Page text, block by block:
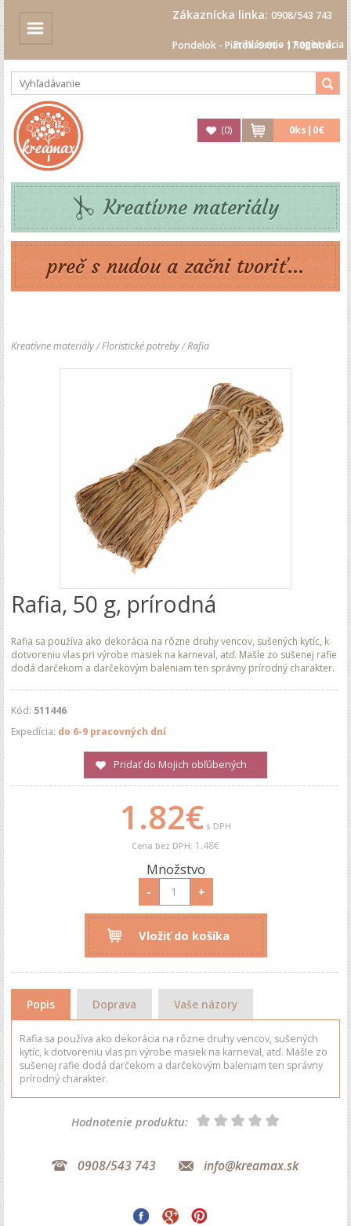
Zákaznícka linka: 0908/543 743
Pondelok - Piatok: 9.00 - 17.00 hod.
Prihlásenie|Registrácia
(0) 0ks| 0€
Kreatívne materiály
preč s nudou a začni tvoriť...
Kreatívne materiály/Floristické potreby/Rafia
Rafia, 50 g, prírodná
Rafia sa používa ako dekorácia na rôzne druhy vencov, sušených kytíc, k
dotvoreniu vlas pri výrobe masiek na karneval, atď. Mašle zo sušenej rafie
dodá darčekom a darčekovým baleniam ten správny prírodný charakter.
Kód: 511446
Expedícia: do 6-9 pracovných dní
Pridať do Mojich obľúbených
1.82€ s DPH
Cena bez DPH: 1.48€
Množstvo
- +
Vložiť do košíka
Popis Doprava Vaše názory
Rafia sa používa ako dekorácia na rôzne druhy vencov, sušených
kytíc, k dotvoreniu vlas pri výrobe masiek na karneval, atď. Mašle zo
sušenej rafie dodá darčekom a darčekovým baleniam ten správny
prírodný charakter.
Hodnotenie produktu:
0908/543 743 info@kreamax.sk